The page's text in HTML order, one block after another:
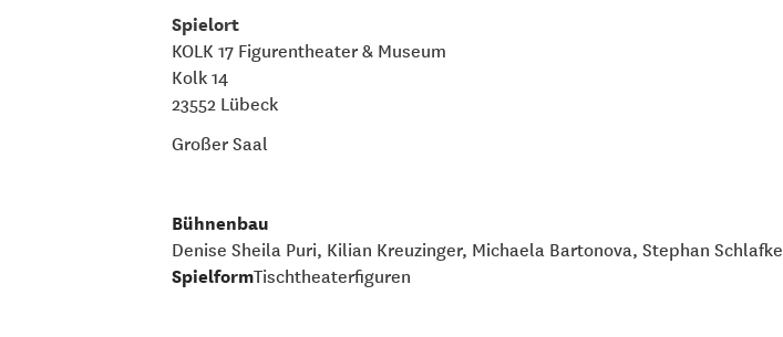
Spielort
KOLK 17 Figurentheater & Museum
Kolk 14
23552 Lübeck
Großer Saal
Bühnenbau
Denise Sheila Puri, Kilian Kreuzinger, Michaela Bartonova, Stephan Schlafke
SpielformTischtheaterfiguren